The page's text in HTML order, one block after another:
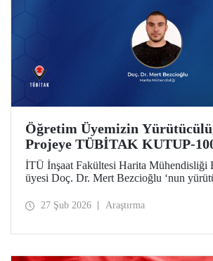
Öğretim Üyemizin
Projeye TÜBİTAK KUTUP-
İTÜ İnşaat Fakültesi Harita Mühendisliği
üyesi Doç. Dr. Mert Bezcioğlu ‘nun
Programı kapsamında desteğe değer
27 Şub 2026 Araştırma